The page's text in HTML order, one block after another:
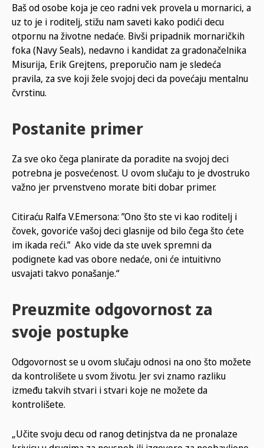
Baš od osobe koja je ceo radni vek provela u mornarici, a
uz to je i roditelj, stižu nam saveti kako podići decu
otpornu na životne nedaće. Bivši pripadnik mornaričkih
foka (Navy Seals), nedavno i kandidat za gradonačelnika
Misurija, Erik Grejtens, preporučio nam je sledeća
pravila, za sve koji žele svojoj deci da povećaju mentalnu
čvrstinu.
Postanite primer
Za sve oko čega planirate da poradite na svojoj deci
potrebna je posvećenost. U ovom slučaju to je dvostruko
važno jer prvenstveno morate biti dobar primer.
Citiraću Ralfa V.Emersona: ”Ono što ste vi kao roditelj i
čovek, govoriće vašoj deci glasnije od bilo čega što ćete
im ikada reći.” Ako vide da ste uvek spremni da
podignete kad vas obore nedaće, oni će intuitivno
usvajati takvo ponašanje.“
Preuzmite odgovornost za
svoje postupke
Odgovornost se u ovom slučaju odnosi na ono što možete
da kontrolišete u svom životu. Jer svi znamo razliku
između takvih stvari i stvari koje ne možete da
kontrolišete.
„Učite svoju decu od ranog detinjstva da ne pronalaze